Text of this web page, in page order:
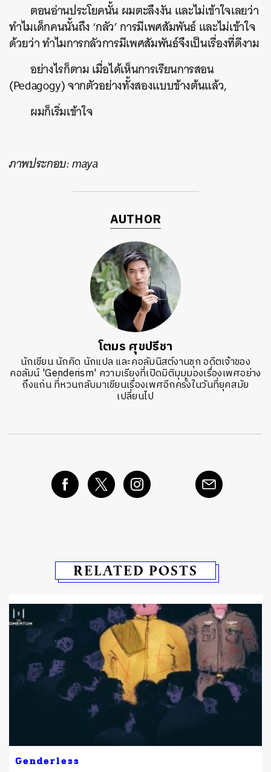
ตอนอ่านประโยคนั้น ผมตะลึงงัน และไม่เข้าใจเลยว่า
ทำไมเด็กคนนั้นถึง ‘กลัว’ การมีเพศสัมพันธ์ และไม่เข้าใจ
ด้วยว่า ทำไมการกลัวการมีเพศสัมพันธ์จึงเป็นเรื่องที่ดีงาม
อย่างไรก็ตาม เมื่อได้เห็นการเรียนการสอน
(Pedagogy) จากตัวอย่างทั้งสองแบบข้างต้นแล้ว,
ผมก็เริ่มเข้าใจ
ภาพประกอบ: maya
AUTHOR
โตมร ศุขปรีชา
นักเขียน นักคิด นักแปล และคอลัมนิสต์งานชุก อดีตเจ้าของ
คอลัมน์ 'Genderism' ความเรียงที่เปิดมิติมุมมองเรื่องเพศอย่าง
ถึงแก่น ที่หวนกลับมาเขียนเรื่องเพศอีกครั้งในวันที่ยุคสมัย
เปลี่ยนไป
RELATED POSTS
Genderless